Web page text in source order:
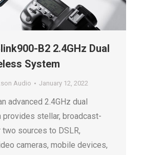
B2 2.4GHz Dual
System
Audio January 12, 2022
advanced 2.4GHz dual
stellar, broadcast-
sources to DSLR,
cameras, mobile devices,